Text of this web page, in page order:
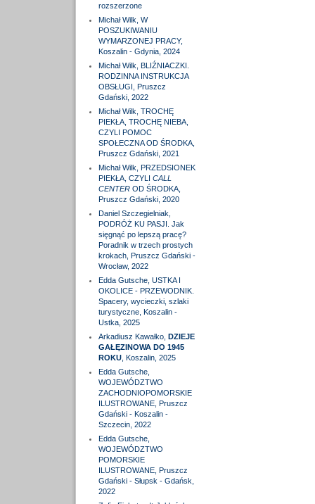
rozszerzone
Michał Wilk, W
POSZUKIWANIU
WYMARZONEJ PRACY,
Koszalin - Gdynia, 2024
Michał Wilk, BLIŹNIACZKI.
RODZINNA INSTRUKCJA
OBSŁUGI, Pruszcz
Gdański, 2022
Michał Wilk, TROCHĘ
PIEKŁA, TROCHĘ NIEBA,
CZYLI POMOC
SPOŁECZNA OD ŚRODKA,
Pruszcz Gdański, 2021
Michał Wilk, PRZEDSIONEK
PIEKŁA, CZYLI CALL
CENTEROD ŚRODKA,
Pruszcz Gdański, 2020
Daniel Szczegielniak,
PODRÓŻ KU PASJI. Jak
sięgnąć po lepszą pracę?
Poradnik w trzech prostych
krokach, Pruszcz Gdański -
Wrocław, 2022
Edda Gutsche, USTKA I
OKOLICE - PRZEWODNIK.
Spacery, wycieczki, szlaki
turystyczne, Koszalin -
Ustka, 2025
Arkadiusz Kawałko, DZIEJE
GAŁĘZINOWA DO 1945
ROKU, Koszalin, 2025
Edda Gutsche,
WOJEWÓDZTWO
ZACHODNIOPOMORSKIE
ILUSTROWANE, Pruszcz
Gdański - Koszalin -
Szczecin, 2022
Edda Gutsche,
WOJEWÓDZTWO
POMORSKIE
ILUSTROWANE, Pruszcz
Gdański - Słupsk - Gdańsk,
2022